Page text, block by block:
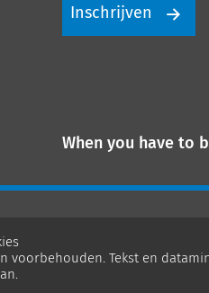
Inschrijven
When you have to
voorbehouden. Tekst en